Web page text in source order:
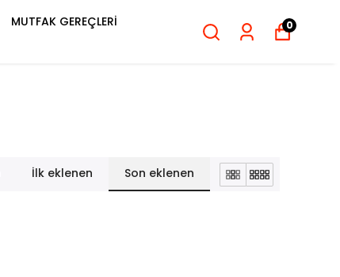
MUTFAK GEREÇLERİ
0
İlk eklenen Son eklenen